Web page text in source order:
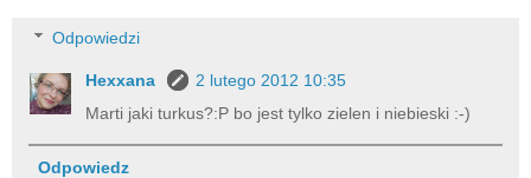
Odpowiedzi
Hexxana
2 lutego 2012 10:35
Marti jaki turkus?:P bo jest tylko zielen i niebieski :-)
Odpowiedz